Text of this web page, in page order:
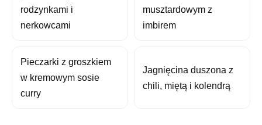
rodzynkami i
nerkowcami
musztardowym z
imbirem
Pieczarki z groszkiem
w kremowym sosie
curry
Jagnięcina duszona z
chili, miętą i kolendrą